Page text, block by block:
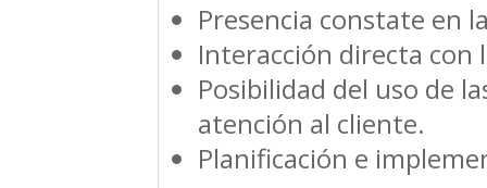
Presencia constate en
Interacción directa con
Posibilidad del uso de
atención al cliente.
Planificación e